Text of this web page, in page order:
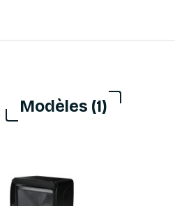
Modèles (1)